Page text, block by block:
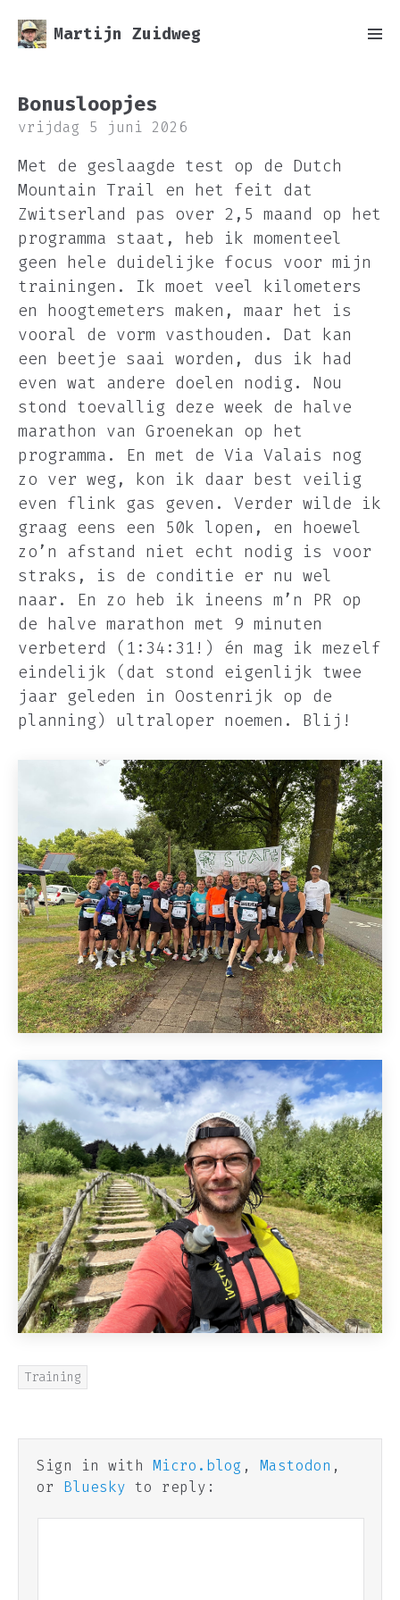
Martijn Zuidweg
Bonusloopjes
vrijdag 5 juni 2026
Met de geslaagde test op de Dutch
Mountain Trail en het feit dat
Zwitserland pas over 2,5 maand op het
programma staat, heb ik momenteel
geen hele duidelijke focus voor mijn
trainingen. Ik moet veel kilometers
en hoogtemeters maken, maar het is
vooral de vorm vasthouden. Dat kan
een beetje saai worden, dus ik had
even wat andere doelen nodig. Nou
stond toevallig deze week de halve
marathon van Groenekan op het
programma. En met de Via Valais nog
zo ver weg, kon ik daar best veilig
even flink gas geven. Verder wilde ik
graag eens een 50k lopen, en hoewel
zo’n afstand niet echt nodig is voor
straks, is de conditie er nu wel
naar. En zo heb ik ineens m’n PR op
de halve marathon met 9 minuten
verbeterd (1:34:31!) én mag ik mezelf
eindelijk (dat stond eigenlijk twee
jaar geleden in Oostenrijk op de
planning) ultraloper noemen. Blij!
Training
Sign in with Micro.blog , Mastodon ,
or Bluesky to reply: